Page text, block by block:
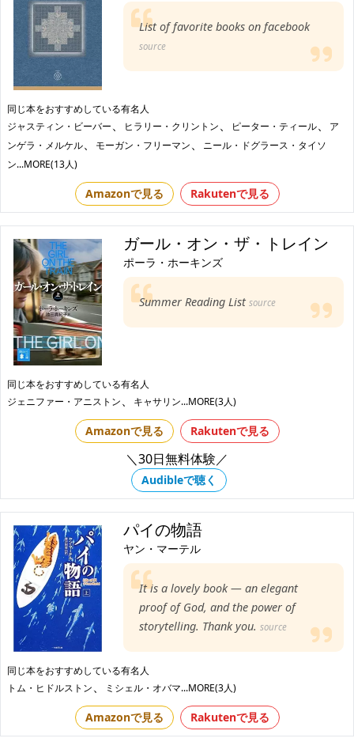
List of favorite books on facebook
source
同じ本をおすすめしている有名人
ジャスティン・ビーバー、 ヒラリー・クリントン、 ピーター・ティール、
ア
ンゲラ・メルケル、 モーガン・フリーマン、
ニール・ドグラース・タイソ
ン...MORE(13人)
Amazonで見る Rakutenで見る
ガール・オン・ザ・トレイン
ポーラ・ホーキンズ
Summer Reading Listsource
同じ本をおすすめしている有名人
ジェニファー・アニストン、 キャサリン...MORE(3人)
Amazonで見る Rakutenで見る
＼30日無料体験／
Audibleで聴く
パイの物語
ヤン・マーテル
It is a lovely book — an elegant
proof of God, and the power of
storytelling. Thank you.source
同じ本をおすすめしている有名人
トム・ヒドルストン、 ミシェル・オバマ...MORE(3人)
Amazonで見る Rakutenで見る